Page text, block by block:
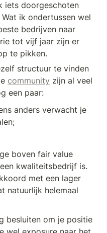
iets doorgeschoten
ik ondertussen wel
bedrijven naar
tot vijf jaar zijn er
te pikken.
structuur te vinden
community zijn al veel
een paar:
anders verwacht je
boven fair value
kwaliteitsbedrijf is.
met een lager
natuurlijk helemaal
besluiten om je positie